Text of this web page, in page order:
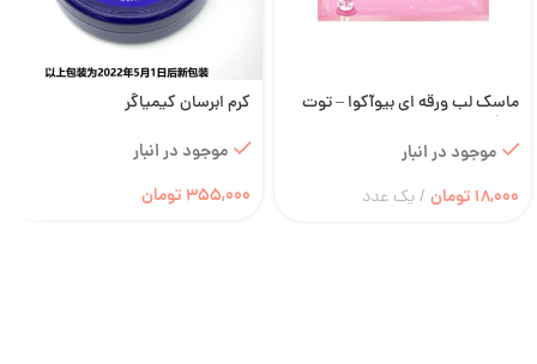
ماسک لب ورقه ای بیوآکوا – توت
موجود در انبار
18,000 تومان یک عدد
کرم ابرسان کیمیاگر
موجود در انبار
355,000 تومان